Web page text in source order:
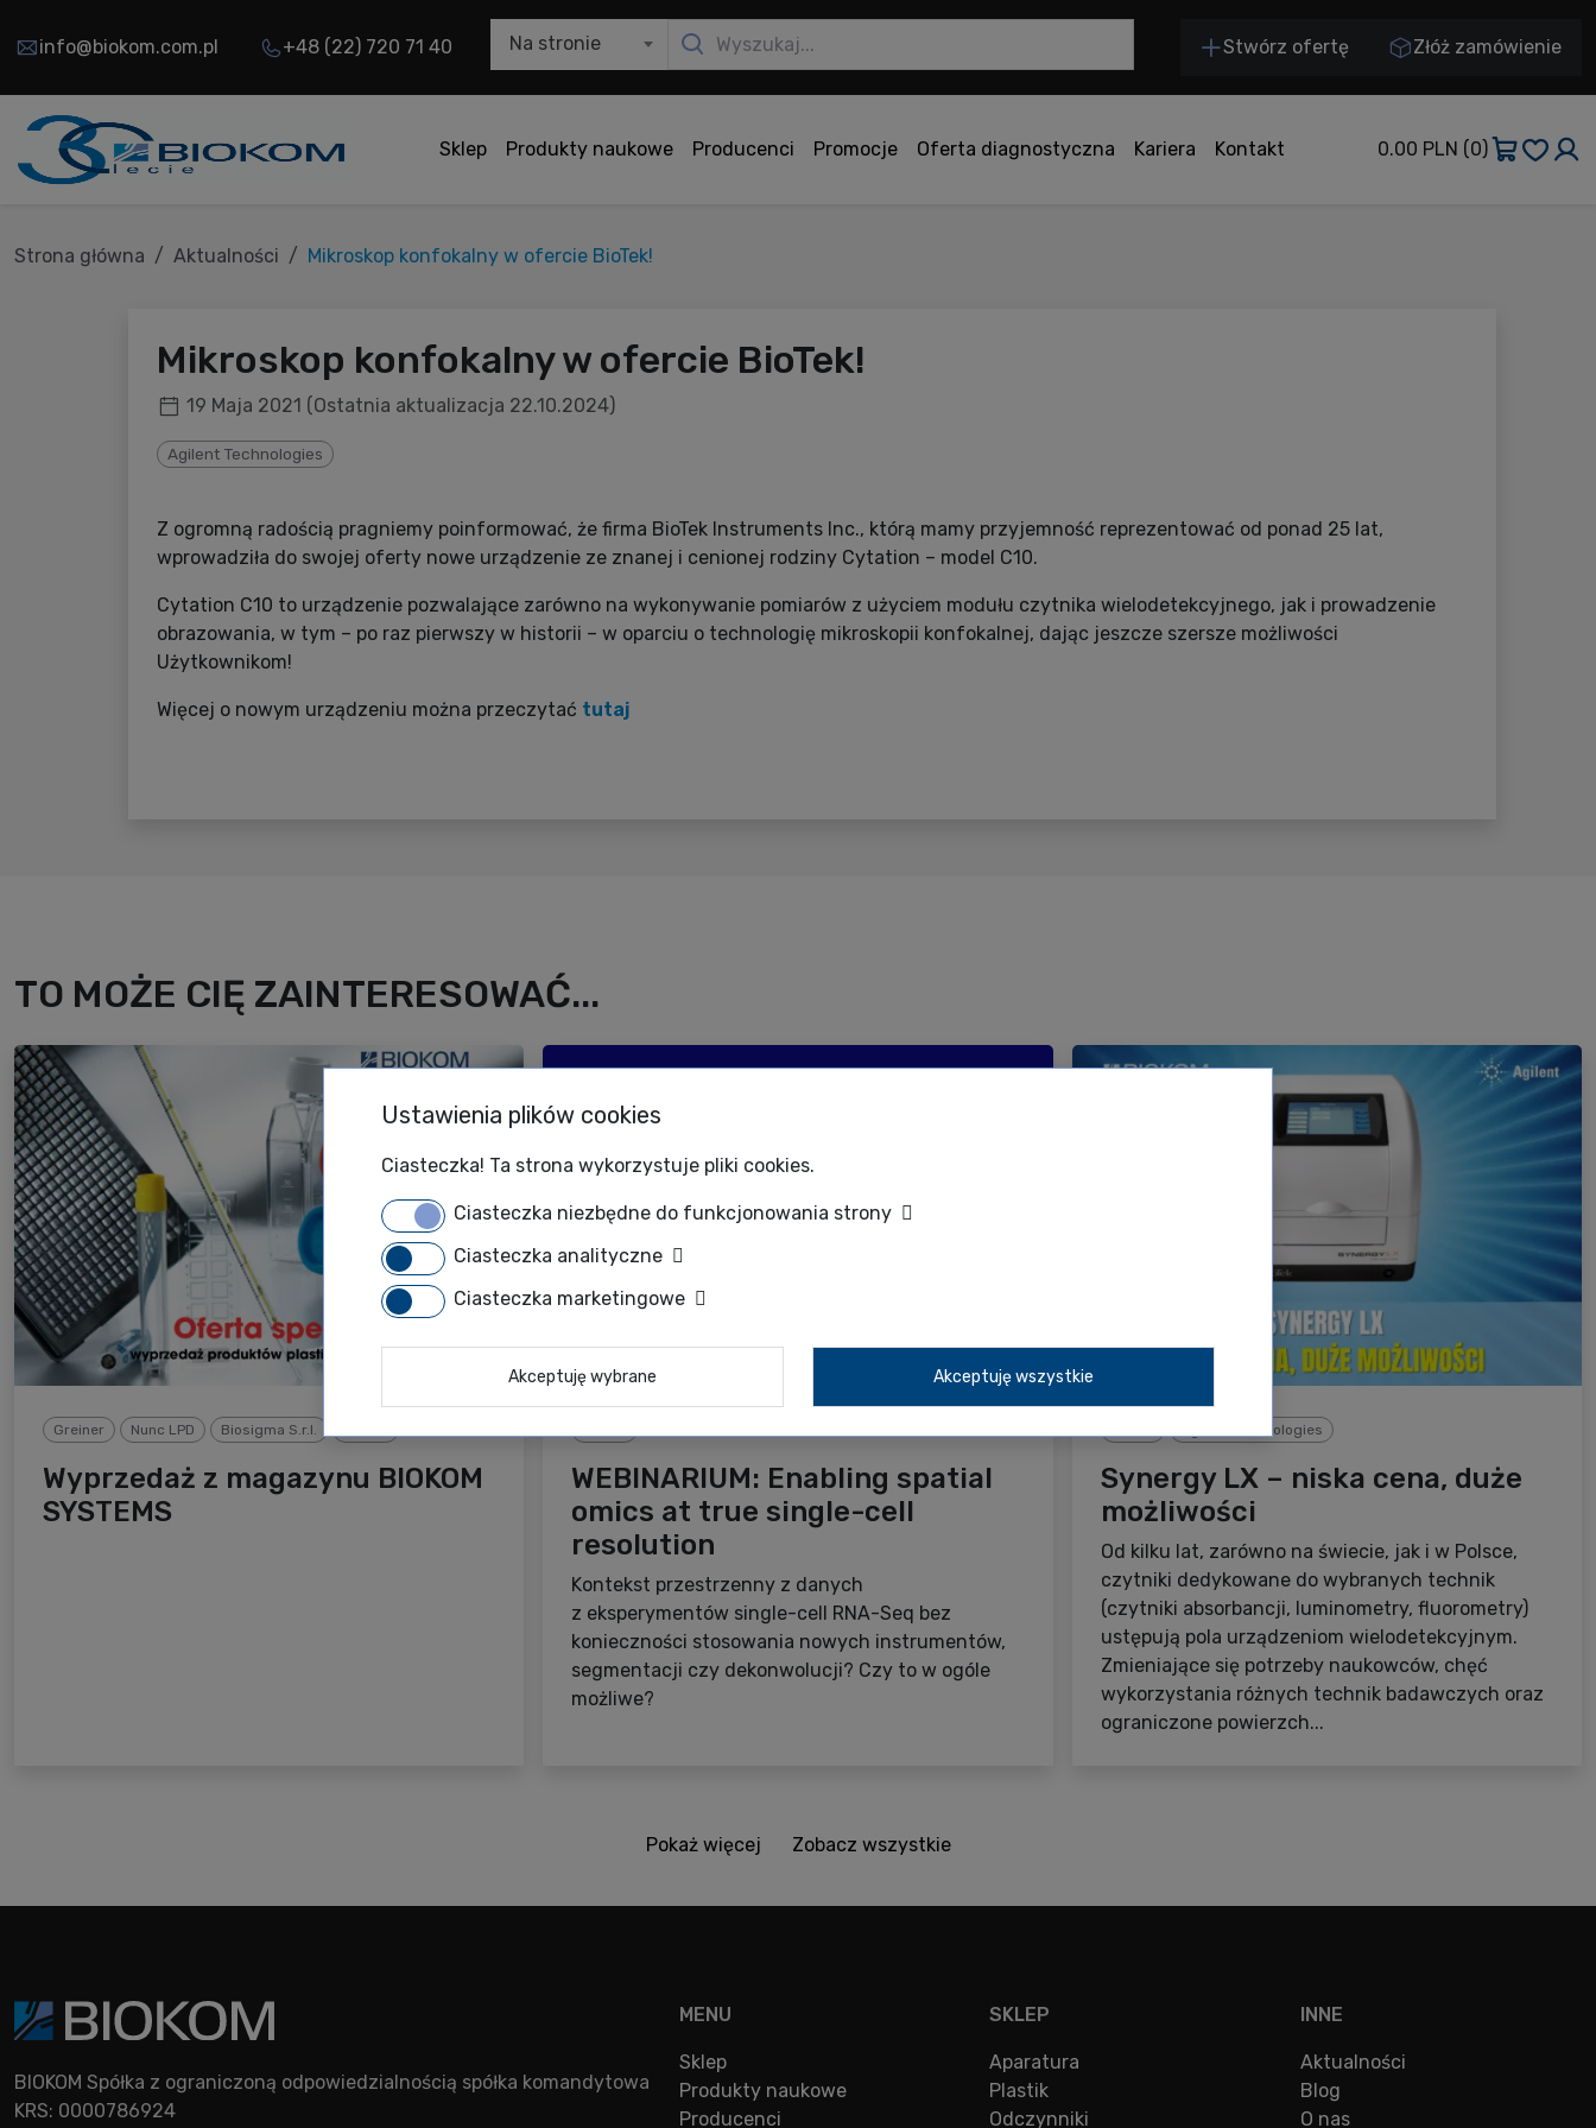
info@biokom.com.pl +48 (22) 720 71 40 Na stronie Stwórz ofertę Złóż zamówienie
Sklep Produkty naukowe Producenci Promocje Oferta diagnostyczna Kariera Kontakt 0.00 PLN (0)
Strona główna Aktualności Mikroskop konfokalny w ofercie BioTek!
Mikroskop konfokalny w ofercie BioTek!
19 Maja 2021 (Ostatnia aktualizacja 22.10.2024)
Agilent Technologies
Z ogromną radością pragniemy poinformować, że firma BioTek Instruments Inc., którą mamy przyjemność reprezentować od ponad 25 lat,
wprowadziła do swojej oferty nowe urządzenie ze znanej i cenionej rodziny Cytation – model C10.
Cytation C10 to urządzenie pozwalające zarówno na wykonywanie pomiarów z użyciem modułu czytnika wielodetekcyjnego, jak i prowadzenie
obrazowania, w tym – po raz pierwszy w historii – w oparciu o technologię mikroskopii konfokalnej, dając jeszcze szersze możliwości
Użytkownikom!
Więcej o nowym urządzeniu można przeczytać tutaj
TO MOŻE CIĘ ZAINTERESOWAĆ...
Greiner Nunc LPD Biosigma S.r.l.
Wyprzedaż z magazynu BIOKOM
SYSTEMS
WEBINARIUM: Enabling spatial
omics at true single-cell
resolution
Kontekst przestrzenny z danych
z eksperymentów single-cell RNA-Seq bez
konieczności stosowania nowych instrumentów,
segmentacji czy dekonwolucji? Czy to w ogóle
możliwe?
Agilent Technologies
Synergy LX – niska cena, duże
możliwości
Od kilku lat, zarówno na świecie, jak i w Polsce,
czytniki dedykowane do wybranych technik
(czytniki absorbancji, luminometry, fluorometry)
ustępują pola urządzeniom wielodetekcyjnym.
Zmieniające się potrzeby naukowców, chęć
wykorzystania różnych technik badawczych oraz
ograniczone powierzch...
Pokaż więcej Zobacz wszystkie
BIOKOM Spółka z ograniczoną odpowiedzialnością spółka komandytowa
KRS: 0000786924
MENU
Sklep
Produkty naukowe
Producenci
SKLEP
Aparatura
Plastik
Odczynniki
INNE
Aktualności
Blog
O nas
Ustawienia plików cookies
Ciasteczka! Ta strona wykorzystuje pliki cookies.
Ciasteczka niezbędne do funkcjonowania strony
Ciasteczka analityczne
Ciasteczka marketingowe
Akceptuję wybrane Akceptuję wszystkie